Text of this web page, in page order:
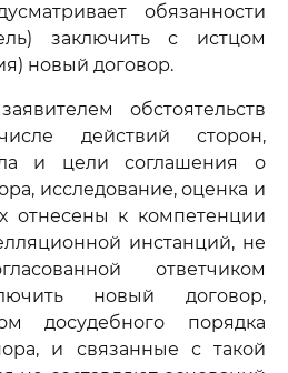
обязанности
заключить с истцом
новый договор.
обстоятельств
действий сторон,
и цели соглашения о
исследование, оценка и
отнесены к компетенции
инстанций, не
ответчиком
новый договор,
досудебного порядка
и связанные с такой